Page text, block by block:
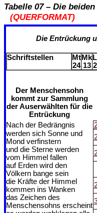
Tabelle 07 – Die
(QUERFORMAT)
Die Entrückung
Schriftstellen
Mt
24
Mk
13
Der Menschensohn
kommt zur Sammlung
der Auserwählten für die
Entrückung
Nach der Bedrängnis
werden sich Sonne und
Mond verfinstern
und die Sterne werden
vom Himmel fallen
auf Erden wird den
Völkern bange sein
die Kräfte der Himmel
kommen ins Wanken
das Zeichen des
Menschensohns erscheint